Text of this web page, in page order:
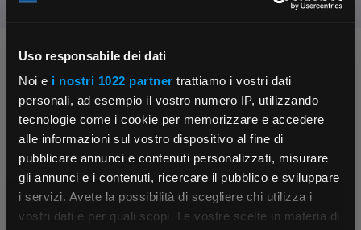
Uso responsabile dei dati
Noi e i nostri 1022 partner trattiamo i vostri dati
personali, ad esempio il vostro numero IP, utilizzando
tecnologie come i cookie per memorizzare e accedere
alle informazioni sul vostro dispositivo al fine di
pubblicare annunci e contenuti personalizzati, misurare
gli annunci e i contenuti, ricercare il pubblico e sviluppare
i servizi. Avete la possibilità di scegliere chi utilizza i
vostri dati e per quali scopi. Le vostre scelte in materia di
×
Chiedi ai nostri tecnici
Contattaci
Parla con il customer care dedicato
Fissa una consulenza
Ti affiancheremo passo dopo passo